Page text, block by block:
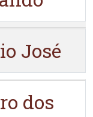
José
dos